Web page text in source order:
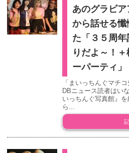
あのグラビ
から話せる懺
た「３５周
りだよ～！
ーパーティ」
「まいっちんぐマチ
DBニュース読者はい
いっちんぐ写真館』
ら...